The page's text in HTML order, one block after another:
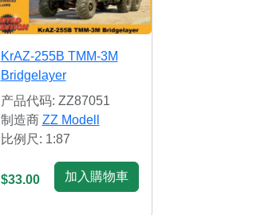
KrAZ-255B TMM-3M
Bridgelayer
产品代码: ZZ87051
制造商 ZZ Modell
比例尺: 1:87
$33.00 加入購物車